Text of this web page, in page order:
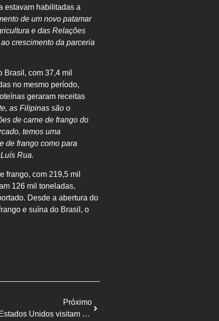
estavam habilitadas a
de um novo patamar
e das Relações
crescimento da parceria
com 37,4 mil
no mesmo período,
geraram receitas
as Filipinas são o
de carne de frango do
temos uma
de frango como para
Rua.
frango, com 219,5 mil
126 mil toneladas,
Desde a abertura do
e suína do Brasil, o
Próximo
Produtores de carne suína dos Estados Unidos visitam o Brasil